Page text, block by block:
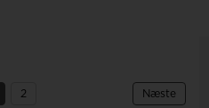
2 Næste